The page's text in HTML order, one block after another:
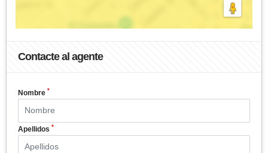
Contacte al agente
Nombre *
Apellidos *